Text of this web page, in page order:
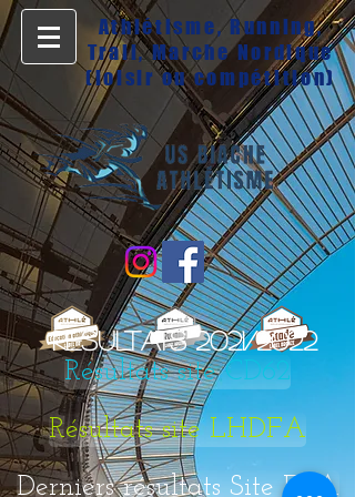
Athlétisme, Running,
Trail, Marche Nordique
(loisir ou compétition)
RESULTATS 2021/2022
Résultats site CD62
Résultats site LHDFA
Derniers résultats Site FFA